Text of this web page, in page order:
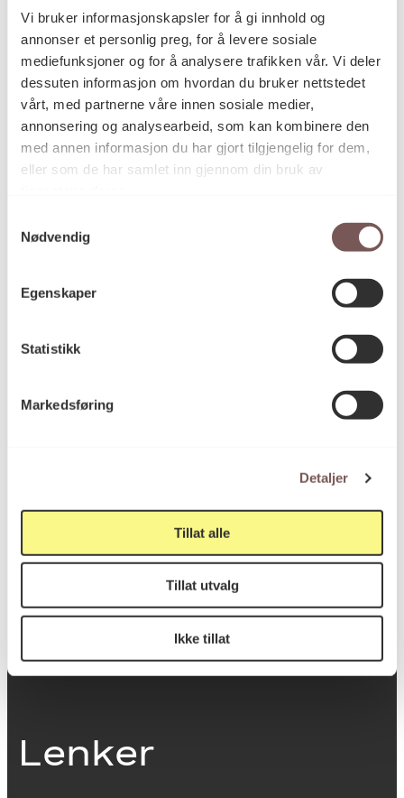
Vi bruker informasjonskapsler for å gi innhold og
annonser et personlig preg, for å levere sosiale
mediefunksjoner og for å analysere trafikken vår. Vi deler
dessuten informasjon om hvordan du bruker nettstedet
vårt, med partnerne våre innen sosiale medier,
annonsering og analysearbeid, som kan kombinere den
med annen informasjon du har gjort tilgjengelig for dem,
eller som de har samlet inn gjennom din bruk av
Nødvendig
Egenskaper
Statistikk
Markedsføring
Detaljer
Tillat alle
Tillat utvalg
Ikke tillat
Postadresse
Postboks 6994
St. Olavs plass
0130 Oslo
post@koro.no
Besøksadresse
Victoria Terrasse 11
0251 Oslo
Viktig info
Utbetaling og fakturering
Om opphavsrett
Dokumentasjonsskjema
Last ned logo
Lenker